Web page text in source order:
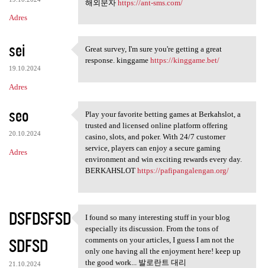
Adres
해외문자 https://ant-sms.com/
sei
19.10.2024
Adres
Great survey, I'm sure you're
Great survey, I'm sure you're getting a great
response. kinggame https://kinggame.bet/
seo
20.10.2024
Adres
Play your favorite betting
Play your favorite betting games at Berkahslot, a
trusted and licensed online platform offering
casino, slots, and poker. With 24/7 customer
service, players can enjoy a secure gaming
environment and win exciting rewards every day.
BERKAHSLOT https://pafipangalengan.org/
DSFDSFSD
SDFSD
21.10.2024
I found so many interesting
I found so many interesting stuff in your blog
especially its discussion. From the tons of
comments on your articles, I guess I am not the
only one having all the enjoyment here! keep up
the good work... 발로란트 대리